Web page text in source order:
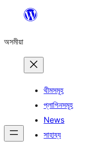
বিষয়বস্তুলৈ
অসমীয়া
থীমসমূহ
প্লাগিনসমূহ
News
সাহায্য